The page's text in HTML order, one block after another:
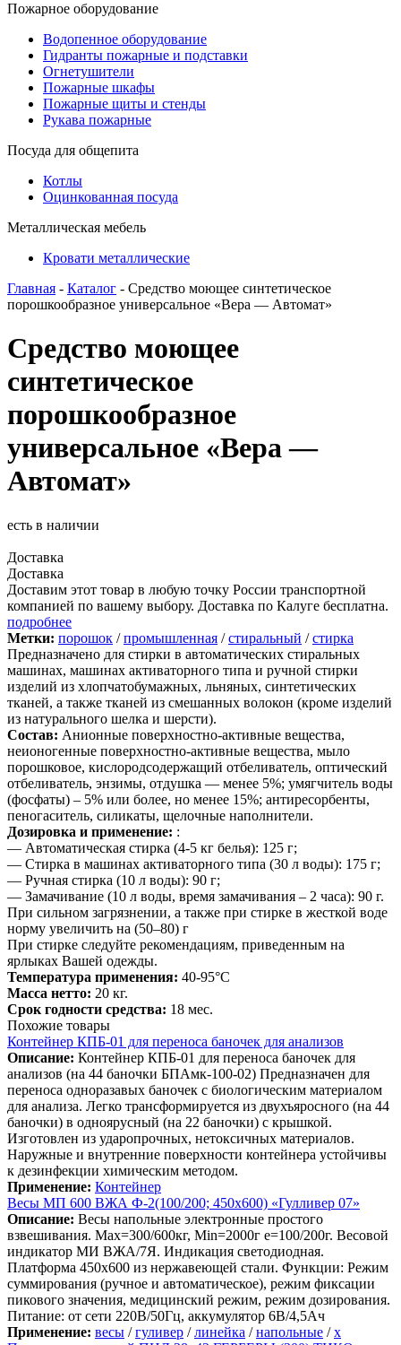
Пожарное оборудование
Водопенное оборудование
Гидранты пожарные и подставки
Огнетушители
Пожарные шкафы
Пожарные щиты и стенды
Рукава пожарные
Посуда для общепита
Котлы
Оцинкованная посуда
Металлическая мебель
Кровати металлические
Главная - Каталог - Средство моющее синтетическое
порошкообразное универсальное «Вера — Автомат»
Средство моющее
синтетическое
порошкообразное
универсальное «Вера —
Автомат»
есть в наличии
Доставка
Доставка
Доставим этот товар в любую точку России транспортной
компанией по вашему выбору. Доставка по Калуге бесплатна.
подробнее
Метки: порошок /промышленная /стиральный /стирка
Предназначено для стирки в автоматических стиральных
машинах, машинах активаторного типа и ручной стирки
изделий из хлопчатобумажных, льняных, синтетических
тканей, а также тканей из смешанных волокон (кроме изделий
из натурального шелка и шерсти).
Состав: Анионные поверхностно-активные вещества,
неионогенные поверхностно-активные вещества, мыло
порошковое, кислородсодержащий отбеливатель, оптический
отбеливатель, энзимы, отдушка — менее 5%; умягчитель воды
(фосфаты) – 5% или более, но менее 15%; антиресорбенты,
пеногаситель, силикаты, щелочные наполнители.
Дозировка и применение: :
— Автоматическая стирка (4-5 кг белья): 125 г;
— Стирка в машинах активаторного типа (30 л воды): 175 г;
— Ручная стирка (10 л воды): 90 г;
— Замачивание (10 л воды, время замачивания – 2 часа): 90 г.
При сильном загрязнении, а также при стирке в жесткой воде
норму увеличить на (50–80) г
При стирке следуйте рекомендациям, приведенным на
ярлыках Вашей одежды.
Температура применения: 40-95°C
Масса нетто: 20 кг.
Срок годности средства: 18 мес.
Похожие товары
Контейнер КПБ-01 для переноса баночек для анализов
Описание: Контейнер КПБ-01 для переноса баночек для
анализов (на 44 баночки БПАмк-100-02) Предназначен для
переноса одноразавых баночек с биологическим материалом
для анализа. Легко трансформируется из двухъяросного (на 44
баночки) в одноярусный (на 22 баночки) с крышкой.
Изготовлен из ударопрочных, нетоксичных материалов.
Наружные и внутренние поверхности контейнера устойчивы
к дезинфекции химическим методом.
Применение: Контейнер
Весы МП 600 ВЖА Ф-2(100/200; 450х600) «Гулливер 07»
Описание: Весы напольные электронные простого
взвешивания. Мах=300/600кг, Min=2000г е=100/200г. Весовой
индикатор МИ ВЖА/7Я. Индикация светодиодная.
Платформа 450х600 из нержавеющей стали. Функции: Режим
суммирования (ручное и автоматическое), режим фиксации
пикового значения, медицинский режим, режим дозирования.
Питание: от сети 220В/50Гц, аккумулятор 6В/4,5Ач
Применение: весы /гуливер /линейка /напольные /х